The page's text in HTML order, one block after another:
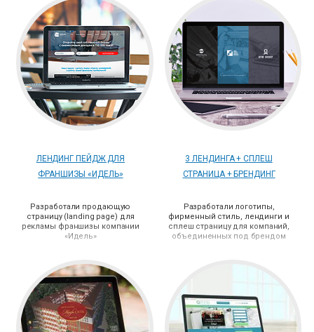
ЛЕНДИНГ ПЕЙДЖ ДЛЯ
ФРАНШИЗЫ «ИДЕЛЬ»
Разработали продающую
страницу (landing page) для
рекламы франшизы компании
«Идель»
3 ЛЕНДИНГА + СПЛЕШ
СТРАНИЦА + БРЕНДИНГ
Разработали логотипы,
фирменный стиль, лендинги и
сплеш страницу для компаний,
объединенных под брендом